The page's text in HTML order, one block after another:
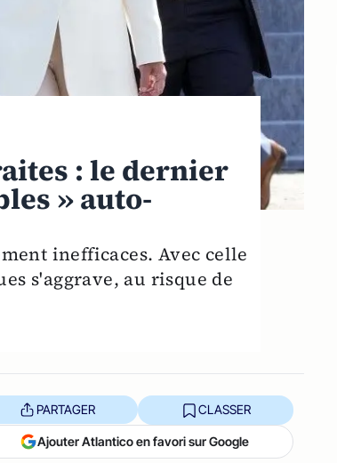
: le dernier
» auto-
inefficaces. Avec celle
s'aggrave, au risque de
PARTAGER CLASSER
Ajouter Atlantico en favori sur Google